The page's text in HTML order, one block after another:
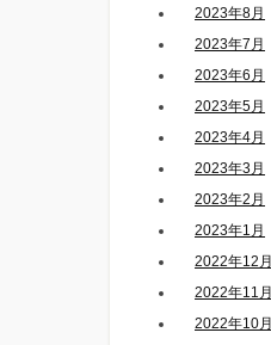
2023年8月
2023年7月
2023年6月
2023年5月
2023年4月
2023年3月
2023年2月
2023年1月
2022年12月
2022年11月
2022年10月